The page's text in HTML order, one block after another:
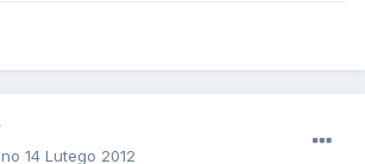
14 Lutego 2012